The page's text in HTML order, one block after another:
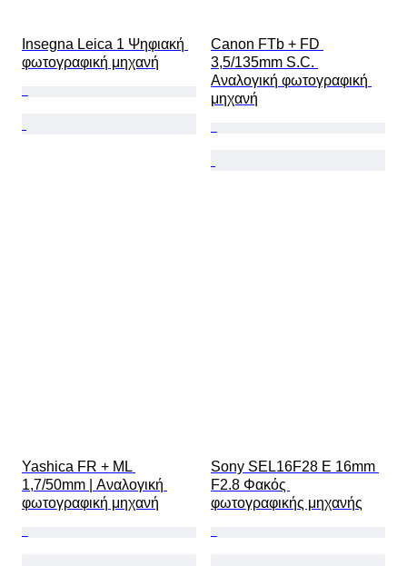
Insegna Leica 1 Ψηφιακή
φωτογραφική μηχανή
Canon FTb + FD
3,5/135mm S.C.
Αναλογική φωτογραφική
μηχανή
Yashica FR + ML
1,7/50mm | Αναλογική
φωτογραφική μηχανή
Sony SEL16F28 E 16mm
F2.8 Φακός
φωτογραφικής μηχανής